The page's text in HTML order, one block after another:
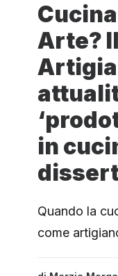
Arte?
in
Quando la
come